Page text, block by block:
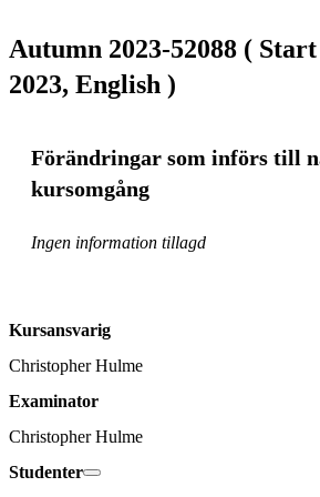
Autumn 2023-52088 (
2023, English )
Förändringar som införs till
kursomgång
Ingen information tillagd
Kursansvarig
Christopher Hulme
Examinator
Christopher Hulme
Studenter